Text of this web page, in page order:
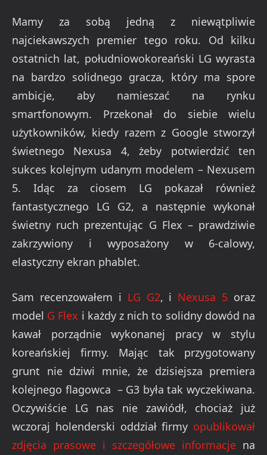
Mamy za sobą jedną z niewątpliwie
najciekawszych premier tego roku. Od kilku
ostatnich lat, południowokoreański LG wyrasta
na bardzo solidnego gracza, który ma spore
ambicje, aby namieszać na rynku
smartfonowym. Przekonał do siebie wielu
użytkowników, kiedy razem z Google stworzył
świetnego Nexusa 4, żeby potwierdzić ten
sukces kolejnym udanym modelem – Nexusem
5. Idąc za ciosem LG pokazał również
fantastycznego LG G2, a następnie wykonał
świetny ruch prezentując G Flex – prawdziwie
zakrzywiony i wyposażony w 6-calowy,
elastyczny ekran phablet.
Sam recenzowałem i LG G2, i Nexusa 5 oraz
model G Flex i każdy z nich to solidny dowód na
kawał porządnie wykonanej pracy w stylu
koreańskiej firmy. Mając tak przygotowany
grunt nie dziwi mnie, że dzisiejsza premiera
kolejnego flagowca – G3 była tak wyczekiwana.
Oczywiście LG nas nie zawiódł, chociaż już
wczoraj holenderski oddział firmy opublikował
zdjęcia prasowe i szczegółowe informacje na